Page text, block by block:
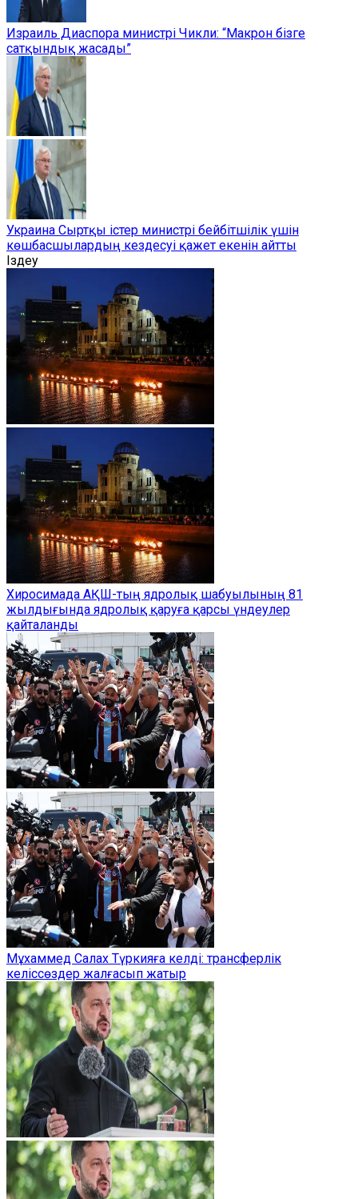
Израиль Диаспора министрі Чикли: “Макрон бізге
сатқындық жасады”
Украина Сыртқы істер министрі бейбітшілік үшін
көшбасшылардың кездесуі қажет екенін айтты
Іздеу
Хиросимада АҚШ-тың ядролық шабуылының 81
жылдығында ядролық қаруға қарсы үндеулер
қайталанды
Мұхаммед Салах Түркияға келді: трансферлік
келіссөздер жалғасып жатыр